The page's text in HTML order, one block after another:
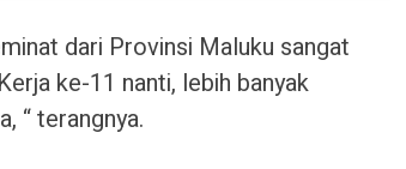
dari Provinsi Maluku sangat
ke-11 nanti, lebih banyak
“ terangnya.